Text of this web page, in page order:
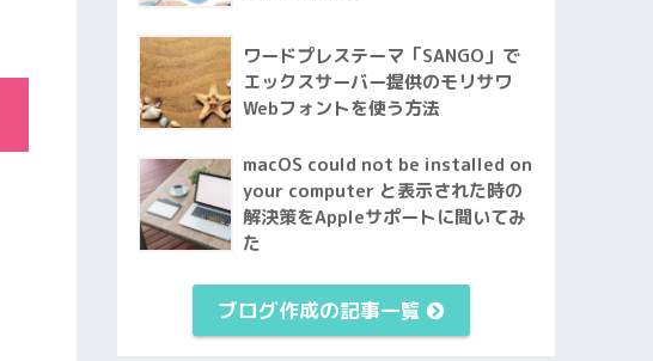
ワードプレステーマ「SANGO」で
エックスサーバー提供のモリサワ
Webフォントを使う方法
macOS could not be installed on
your computer と表示された時の
解決策をAppleサポートに聞いてみ
た
ブログ作成の記事一覧